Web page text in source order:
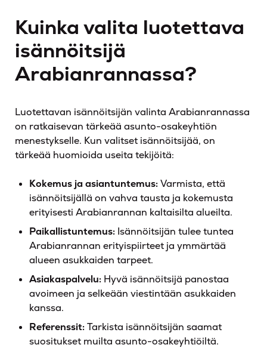
Kuinka valita luotettava
isännöitsijä
Arabianrannassa?
Luotettavan isännöitsijän valinta Arabianrannassa
on ratkaisevan tärkeää asunto-osakeyhtiön
menestykselle. Kun valitset isännöitsijää, on
tärkeää huomioida useita tekijöitä:
Kokemus ja asiantuntemus:Varmista, että
isännöitsijällä on vahva tausta ja kokemusta
erityisesti Arabianrannan kaltaisilta alueilta.
Paikallistuntemus: Isännöitsijän tulee tuntea
Arabianrannan erityispiirteet ja ymmärtää
alueen asukkaiden tarpeet.
Asiakaspalvelu: Hyvä isännöitsijä panostaa
avoimeen ja selkeään viestintään asukkaiden
kanssa.
Referenssit:Tarkista isännöitsijän saamat
suositukset muilta asunto-osakeyhtiöiltä.